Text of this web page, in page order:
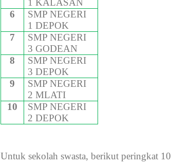
1 KALASAN
6
SMP NEGERI
1 DEPOK
7
SMP NEGERI
3 GODEAN
8
SMP NEGERI
3 DEPOK
9
SMP NEGERI
2 MLATI
10
SMP NEGERI
2 DEPOK
Untuk sekolah swasta, berikut peringkat